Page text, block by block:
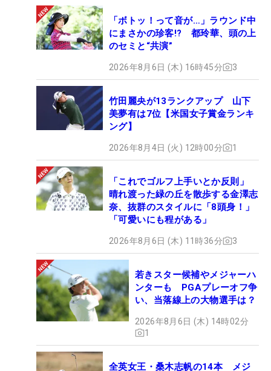
「ボトッ！って音が…」ラウンド中
にまさかの珍客!? 都玲華、頭の上
のセミと“共演”
2026年8月6日 (木) 16時45分 3
竹田麗央が13ランクアップ 山下
美夢有は7位【米国女子賞金ランキ
ング】
2026年8月4日 (火) 12時00分 1
「これでゴルフ上手いとか反則」
晴れ渡った緑の丘を散歩する金澤志
奈、抜群のスタイルに「8頭身！」
「可愛いにも程がある」
2026年8月6日 (木) 11時36分 3
若きスター候補やメジャーハ
ンターも PGAプレーオフ争
い、当落線上の大物選手は？
2026年8月6日 (木) 14時02分
1
全英女王・桑木志帆の14本 メジ